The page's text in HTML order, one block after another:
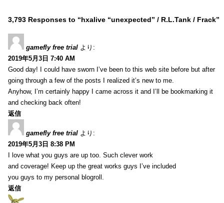
3,793 Responses to “hxalive “unexpected” / R.L.Tank / Frack”
gamefly free trial より:
2019年5月3日 7:40 AM
Good day! I could have sworn I’ve been to this web site before but after
going through a few of the posts I realized it’s new to me.
Anyhow, I’m certainly happy I came across it and I’ll be bookmarking it
and checking back often!
返信
gamefly free trial より:
2019年5月3日 8:38 PM
I love what you guys are up too. Such clever work
and coverage! Keep up the great works guys I’ve included
you guys to my personal blogroll.
返信